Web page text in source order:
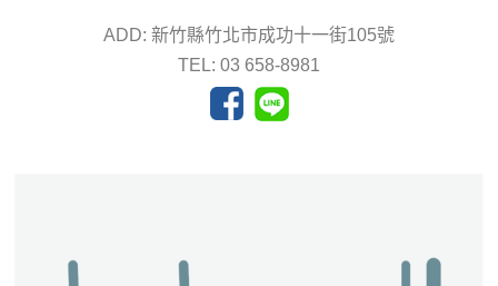
ADD: 新竹縣竹北市成功十一街105號
TEL: 03 658-8981